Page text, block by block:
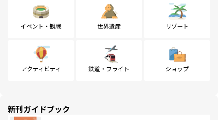
イベント・観戦 世界遺産 リゾート
アクティビティ 鉄道・フライト ショップ
新刊ガイドブック